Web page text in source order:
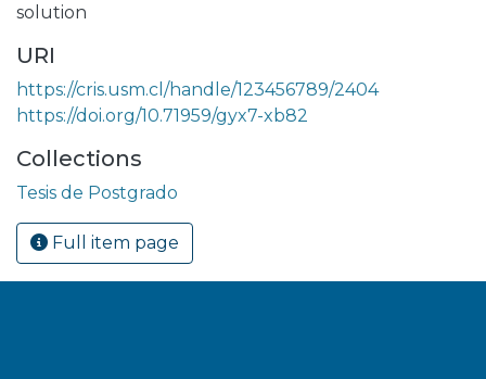
solution
URI
https://cris.usm.cl/handle/123456789/2404
https://doi.org/10.71959/gyx7-xb82
Collections
Tesis de Postgrado
Full item page